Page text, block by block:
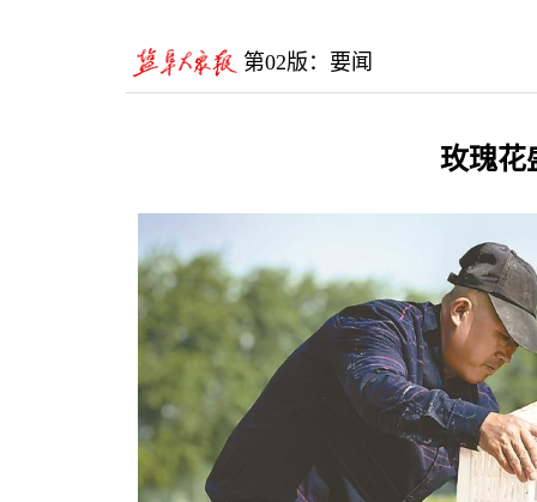
第02版：要闻
玫瑰花